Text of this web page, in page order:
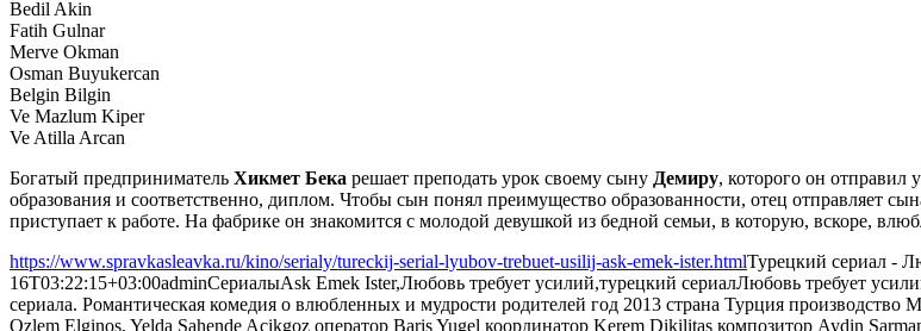
Bedil Akin
Fatih Gulnar
Merve Okman
Osman Buyukercan
Belgin Bilgin
Ve Mazlum Kiper
Ve Atilla Arcan
Богатый предприниматель Хикмет Бека решает преподать урок своему сыну Демиру, которого он отправил
образования и соответственно, диплом. Чтобы сын понял преимущество образованности, отец отправляет
приступает к работе. На фабрике он знакомится с молодой девушкой из бедной семьи, в которую, вскоре,
https://www.spravkasleavka.ru/kino/serialy/tureckij-serial-lyubov-trebuet-usilij-ask-emek-ister.htmlТурецкий сериал -
16T03:22:15+03:00adminСериалыAsk Emek Ister,Любовь требует усилий,турецкий сериалЛюбовь требует
сериала. Романтическая комедия о влюбленных и мудрости родителей год 2013 страна Турция
Ozlem Elginos, Yelda Sahende Acikgoz оператор Baris Yugel координатор Kerem Dikilitas композитор Aydin